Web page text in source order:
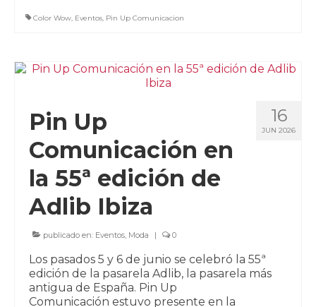
Color Wow, Eventos, Pin Up Comunicacion
16
JUN 2026
Pin Up
Comunicación en
la 55ª edición de
Adlib Ibiza
publicado en: Eventos, Moda | 0
Los pasados 5 y 6 de junio se celebró la 55ª
edición de la pasarela Adlib, la pasarela más
antigua de España. Pin Up
Comunicación estuvo presente en la